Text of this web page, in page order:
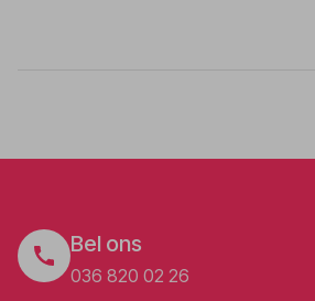
Bel ons
036 820 02 26